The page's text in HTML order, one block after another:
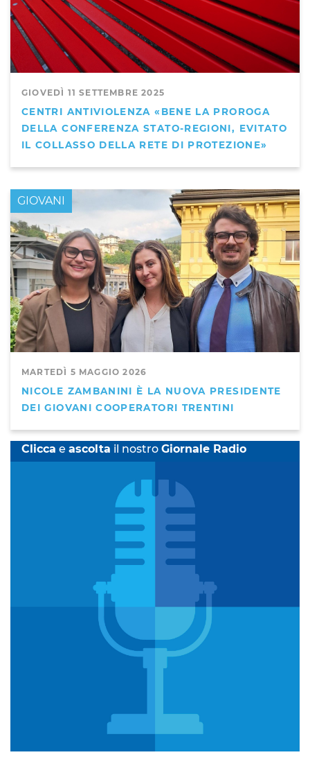
GIOVEDÌ 11 SETTEMBRE 2025
CENTRI ANTIVIOLENZA «BENE LA PROROGA
DELLA CONFERENZA STATO-REGIONI, EVITATO
IL COLLASSO DELLA RETE DI PROTEZIONE»
MARTEDÌ 5 MAGGIO 2026
NICOLE ZAMBANINI È LA NUOVA PRESIDENTE
DEI GIOVANI COOPERATORI TRENTINI
GIOVANI
Clicca e ascolta il nostro Giornale Radio